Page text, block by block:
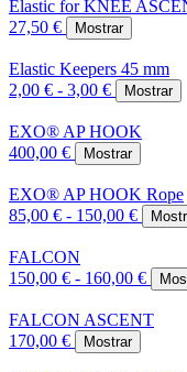
Elastic for KNEE
27,50 €
Mostrar
Elastic Keepers 45 mm
2,00 € - 3,00 €
Mostrar
EXO® AP HOOK
400,00 €
Mostrar
EXO® AP HOOK Rope
85,00 € - 150,00 €
FALCON
150,00 € - 160,00 €
FALCON ASCENT
170,00 €
Mostrar